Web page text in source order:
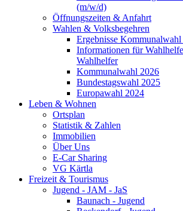
(m/w/d)
Öffnungszeiten & Anfahrt
Wahlen & Volksbegehren
Ergebnisse
Informationen für
Wahlhelfer
Kommunalwahl 2026
Bundestagswahl 2025
Europawahl 2024
Leben & Wohnen
Ortsplan
Statistik & Zahlen
Immobilien
Über Uns
E-Car Sharing
VG Kärtla
Freizeit & Tourismus
Jugend - JAM - JaS
Baunach - Jugend